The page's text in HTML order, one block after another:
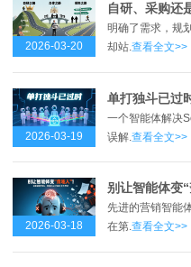
2026-03-20
明确了需求，规
却站.查看全文>>
2026-03-19
一个智能体解决
误解. 查看全文>>
2026-03-18
别让智能体变
先进的营销智能
在第.查看全文>>